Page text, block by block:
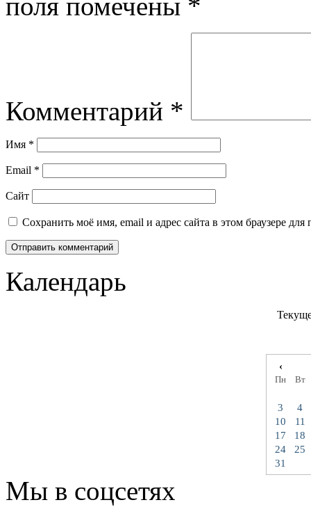
поля помечены *
Комментарий *
Имя *
Email *
Сайт
Сохранить моё имя, email и адрес сайта в этом браузере
Календарь
‹
Пн Вт
3
4
10
11
17
18
24
25
31
Мы в соцсетях